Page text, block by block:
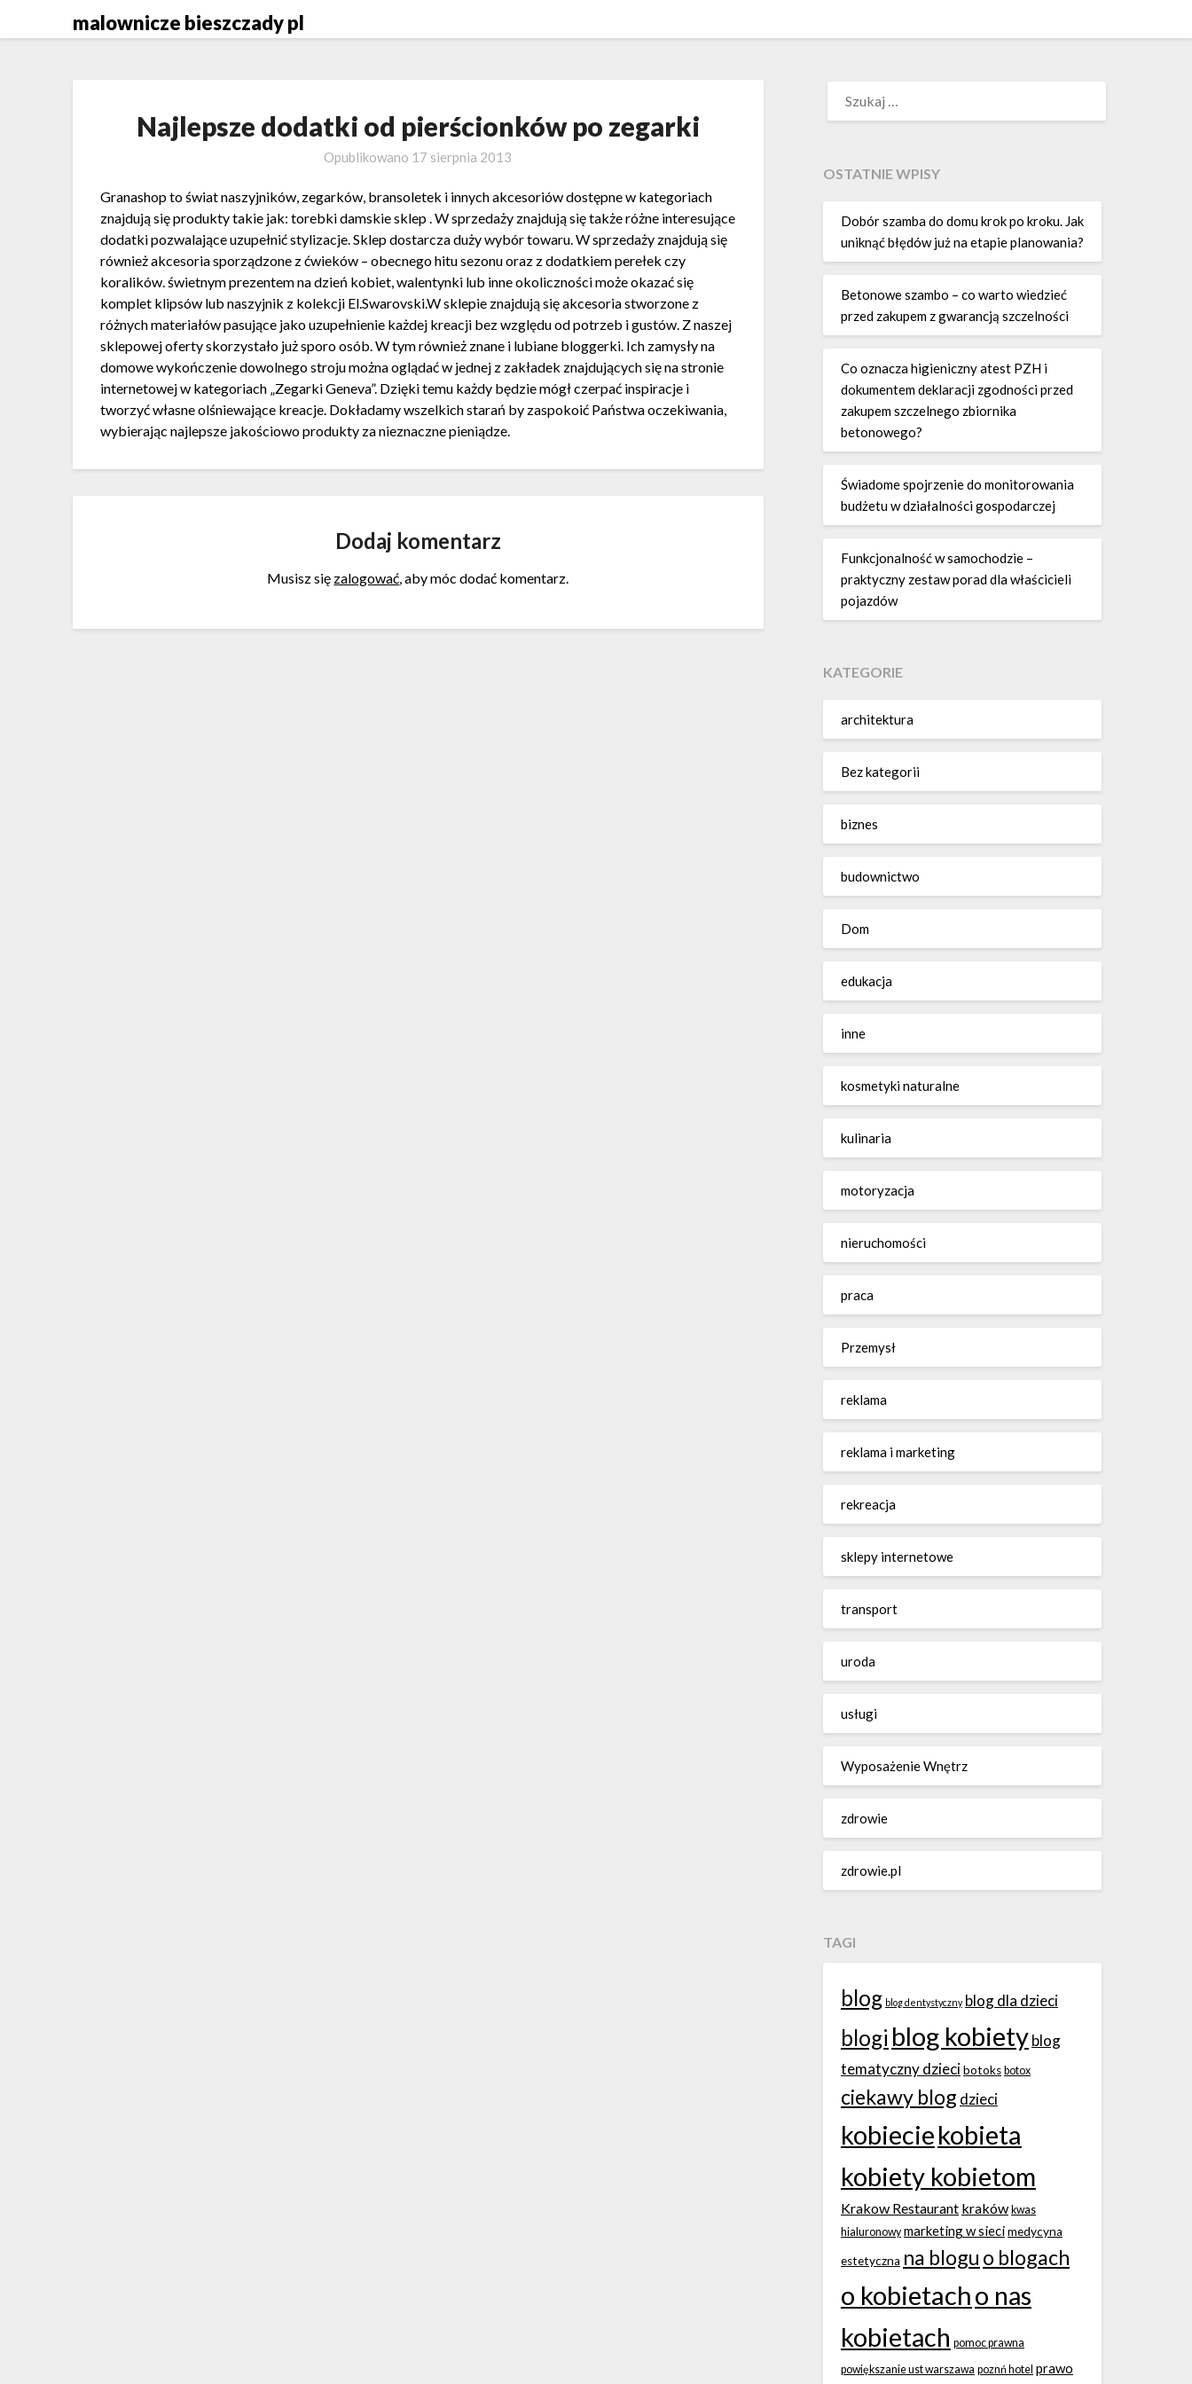
malownicze bieszczady pl
Najlepsze dodatki od pierścionków po zegarki
Opublikowano 17 sierpnia 2013
Granashop to świat naszyjników, zegarków, bransoletek i innych akcesoriów dostępne w kategoriach
znajdują się produkty takie jak: torebki damskie sklep . W sprzedaży znajdują się także różne interesujące
dodatki pozwalające uzupełnić stylizacje. Sklep dostarcza duży wybór towaru. W sprzedaży znajdują się
również akcesoria sporządzone z ćwieków – obecnego hitu sezonu oraz z dodatkiem perełek czy
koralików. świetnym prezentem na dzień kobiet, walentynki lub inne okoliczności może okazać się
komplet klipsów lub naszyjnik z kolekcji El.Swarovski.W sklepie znajdują się akcesoria stworzone z
różnych materiałów pasujące jako uzupełnienie każdej kreacji bez względu od potrzeb i gustów. Z naszej
sklepowej oferty skorzystało już sporo osób. W tym również znane i lubiane bloggerki. Ich zamysły na
domowe wykończenie dowolnego stroju można oglądać w jednej z zakładek znajdujących się na stronie
internetowej w kategoriach „Zegarki Geneva”. Dzięki temu każdy będzie mógł czerpać inspiracje i
tworzyć własne olśniewające kreacje. Dokładamy wszelkich starań by zaspokoić Państwa oczekiwania,
wybierając najlepsze jakościowo produkty za nieznaczne pieniądze.
Dodaj komentarz
Musisz się zalogować, aby móc dodać komentarz.
OSTATNIE WPISY
Dobór szamba do domu krok po kroku. Jak
uniknąć błędów już na etapie planowania?
Betonowe szambo – co warto wiedzieć
przed zakupem z gwarancją szczelności
Co oznacza higieniczny atest PZH i
dokumentem deklaracji zgodności przed
zakupem szczelnego zbiornika
betonowego?
Świadome spojrzenie do monitorowania
budżetu w działalności gospodarczej
Funkcjonalność w samochodzie –
praktyczny zestaw porad dla właścicieli
pojazdów
KATEGORIE
architektura
Bez kategorii
biznes
budownictwo
Dom
edukacja
inne
kosmetyki naturalne
kulinaria
motoryzacja
nieruchomości
praca
Przemysł
reklama
reklama i marketing
rekreacja
sklepy internetowe
transport
uroda
usługi
Wyposażenie Wnętrz
zdrowie
zdrowie.pl
TAGI
blog blog dentystyczny blog dla dzieci
blogi blog kobietyblog
tematyczny dziecibotoks botox
ciekawy blog dzieci
kobieciekobieta
kobiety kobietom
Krakow Restaurant kraków kwas
hialuronowy marketing w siecimedycyna
estetyczna na blogu o blogach
o kobietacho nas
kobietach pomoc prawna
powiększanie ust warszawa poznń hotel prawo